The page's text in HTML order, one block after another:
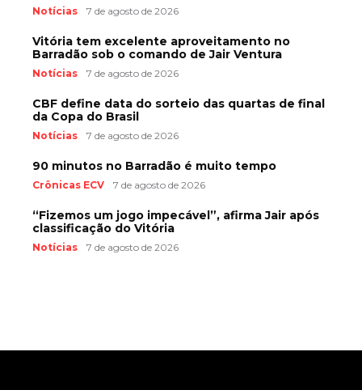
Notícias 7 de agosto de 2026
Vitória tem excelente aproveitamento no
Barradão sob o comando de Jair Ventura
Notícias 7 de agosto de 2026
CBF define data do sorteio das quartas de final
da Copa do Brasil
Notícias 7 de agosto de 2026
90 minutos no Barradão é muito tempo
Crônicas ECV 7 de agosto de 2026
“Fizemos um jogo impecável”, afirma Jair após
classificação do Vitória
Notícias 7 de agosto de 2026